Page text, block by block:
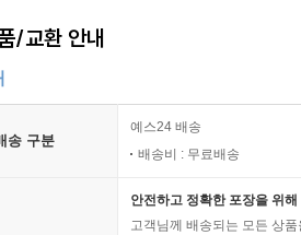
족운동사론
대 빈민생활사 연구
족혁명당과 통일전선
한국근대사
/교환 안내
송 구분
예스24 배송
배송비 : 무료배송
안전하고 정확한 포장을 위
고객님께 배송되는 모든 상